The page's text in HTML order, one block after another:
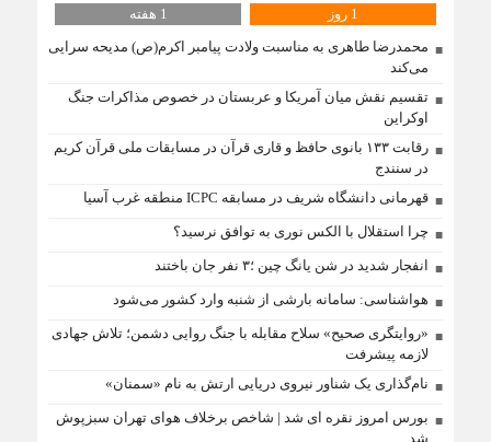
1 روز
1 هفته
محمدرضا طاهری به مناسبت ولادت پیامبر اکرم(ص) مدیحه سرایی
می‌کند
تقسیم نقش میان آمریکا و عربستان در خصوص مذاکرات جنگ
اوکراین
رقابت ۱۳۳ بانوی حافظ و قاری قرآن در مسابقات ملی قرآن کریم
در سنندج
قهرمانی دانشگاه شریف در مسابقه ICPC منطقه غرب آسیا
چرا استقلال با الکس نوری به توافق نرسید؟
انفجار شدید در شن یانگ چین ؛۳ نفر جان باختند
هواشناسی: سامانه بارشی از شنبه وارد کشور می‌شود
«روایتگری صحیح» سلاح مقابله با جنگ روایی دشمن؛ تلاش جهادی
لازمه پیشرفت
نام‌گذاری یک شناور نیروی دریایی ارتش به نام «سمنان»
بورس امروز نقره ای شد | شاخص برخلاف هوای تهران سبزپوش
شد